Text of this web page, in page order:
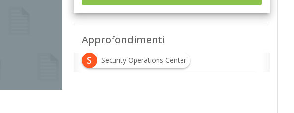
Approfondimenti
S
Security Operations Center